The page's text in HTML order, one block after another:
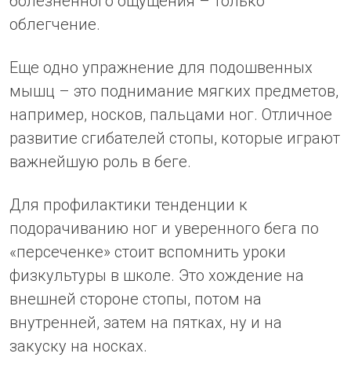
облегчение.
Еще одно упражнение для подошвенных
мышц – это поднимание мягких предметов,
например, носков, пальцами ног. Отличное
развитие сгибателей стопы, которые играют
важнейшую роль в беге.
Для профилактики тенденции к
подорачиванию ног и уверенного бега по
«персеченке» стоит вспомнить уроки
физкультуры в школе. Это хождение на
внешней стороне стопы, потом на
внутренней, затем на пятках, ну и на
закуску на носках.